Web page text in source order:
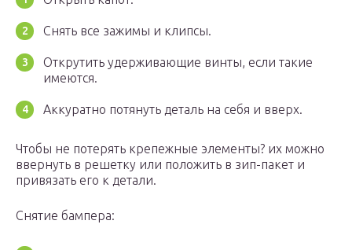
Снять все зажимы и клипсы.
Открутить удерживающие винты, если такие
имеются.
Аккуратно потянуть деталь на себя и вверх.
Чтобы не потерять крепежные элементы? их можно
ввернуть в решетку или положить в зип-пакет и
привязать его к детали.
Снятие бампера: